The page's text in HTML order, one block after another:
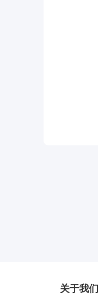
关于我们